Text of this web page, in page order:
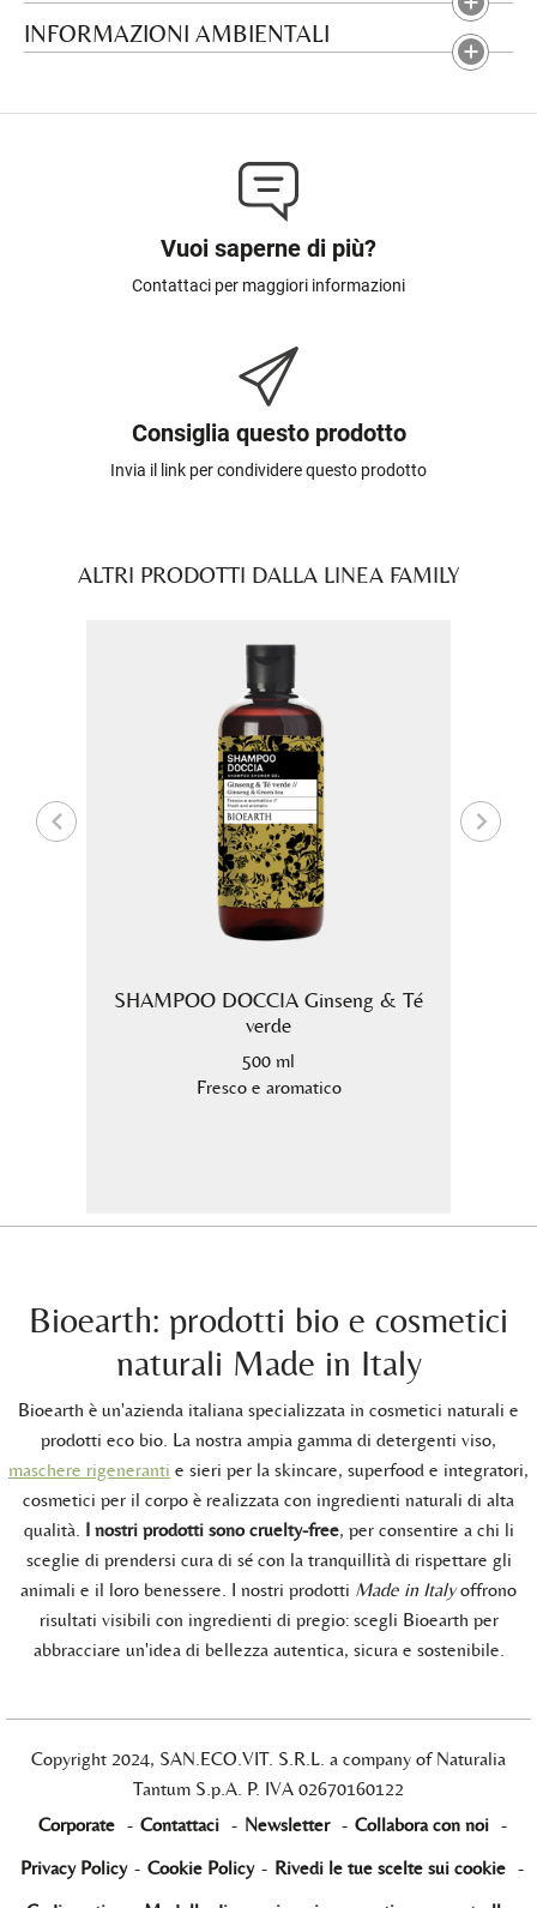
INFORMAZIONI AMBIENTALI
Vuoi saperne di più?
Contattaci per maggiori informazioni
Consiglia questo prodotto
Invia il link per condividere questo prodotto
ALTRI PRODOTTI DALLA LINEA FAMILY
SHAMPOO DOCCIA Ginseng & Té
verde
500 ml
Fresco e aromatico
Bioearth: prodotti bio e cosmetici
naturali Made in Italy
Bioearth è un'azienda italiana specializzata in cosmetici naturali e
prodotti eco bio. La nostra ampia gamma di detergenti viso,
maschere rigeneranti e sieri per la skincare, superfood e integratori,
cosmetici per il corpo è realizzata con ingredienti naturali di alta
qualità. I nostri prodotti sono cruelty-free, per consentire a chi li
sceglie di prendersi cura di sé con la tranquillità di rispettare gli
animali e il loro benessere. I nostri prodotti Made in Italyoffrono
risultati visibili con ingredienti di pregio: scegli Bioearth per
abbracciare un'idea di bellezza autentica, sicura e sostenibile.
Copyright 2024, SAN.ECO.VIT. S.R.L. a company of Naturalia
Tantum S.p.A. P. IVA 02670160122
Corporate - Contattaci - Newsletter - Collabora con noi -
Privacy Policy - Cookie Policy - Rivedi le tue scelte sui cookie -